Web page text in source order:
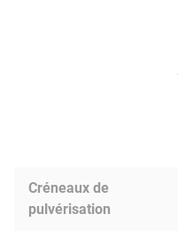
Créneaux de
pulvérisation